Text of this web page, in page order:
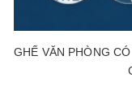
GHẾ VĂN PHÒNG